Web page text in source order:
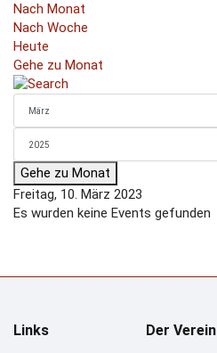
Nach Monat
Nach Woche
Heute
Gehe zu Monat
Gehe zu Monat
Freitag, 10. März 2023
Es wurden keine Events gefunden
Links
Der Verein